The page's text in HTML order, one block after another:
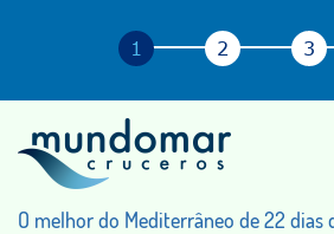
O melhor do Mediterrâneo de 22 dias